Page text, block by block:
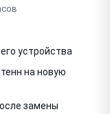
устройства
на новую
замены